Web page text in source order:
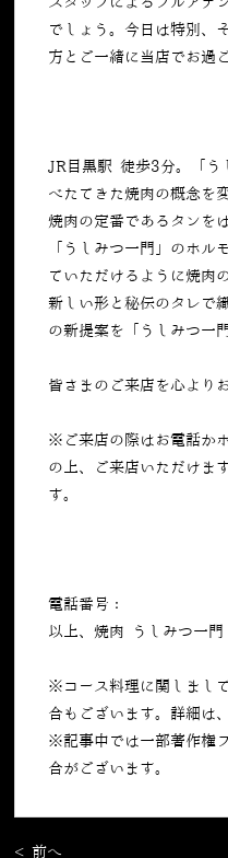
スタッフによるフルアテ
でしょう。今日は特別、
方とご一緒に当店でお過
JR目黒駅 徒歩3分。「う
べたてきた焼肉の概念を
焼肉の定番であるタンを
「うしみつ一門」のホル
ていただけるように焼肉
新しい形と秘伝のタレで
の新提案を「うしみつ一
皆さまのご来店を心より
※ご来店の際はお電話か
の上、ご来店いただけま
す。
電話番号：
以上、焼肉 うしみつ一門
※コース料理に関しまし
合もございます。詳細は
※記事中では一部著作権
合がございます。
< 前へ